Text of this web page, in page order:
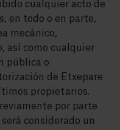
cualquier acto de
en todo o en parte,
mecánico,
así como cualquier
pública o
de Etxepare
propietarios.
por parte
considerado un